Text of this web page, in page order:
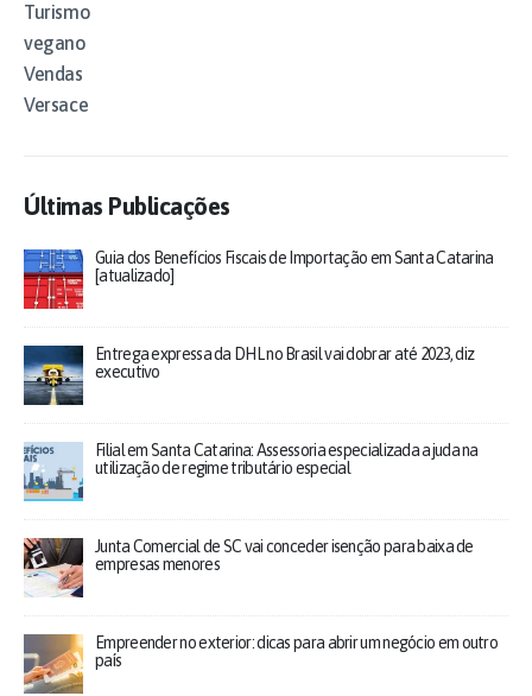
Turismo
vegano
Vendas
Versace
Últimas Publicações
Guia dos Benefícios Fiscais de Importação em Santa Catarina
[atualizado]
Entrega expressa da DHL no Brasil vai dobrar até 2023, diz
executivo
Filial em Santa Catarina: Assessoria especializada ajuda na
utilização de regime tributário especial
Junta Comercial de SC vai conceder isenção para baixa de
empresas menores
Empreender no exterior: dicas para abrir um negócio em outro
país